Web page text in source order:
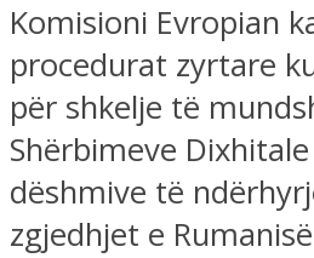
Komisioni Evropian
procedurat zyrtare
për shkelje të
Shërbimeve Dixhitale
dëshmive të
zgjedhjet e